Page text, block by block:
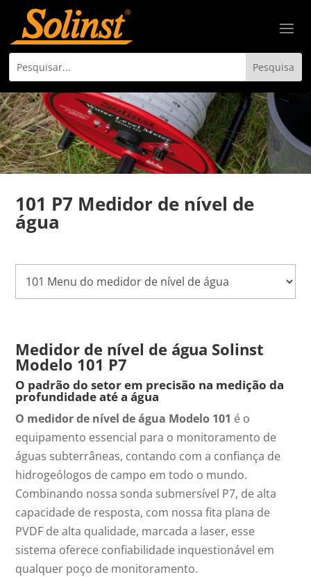
101 P7 Medidor de nível de
água
Medidor de nível de água Solinst
Modelo 101 P7
O padrão do setor em precisão na medição da
profundidade até a água
O medidor de nível de água Modelo 101 é o
equipamento essencial para o monitoramento de
águas subterrâneas, contando com a confiança de
hidrogeólogos de campo em todo o mundo.
Combinando nossa sonda submersível P7, de alta
capacidade de resposta, com nossa fita plana de
PVDF de alta qualidade, marcada a laser, esse
sistema oferece confiabilidade inquestionável em
qualquer poço de monitoramento.